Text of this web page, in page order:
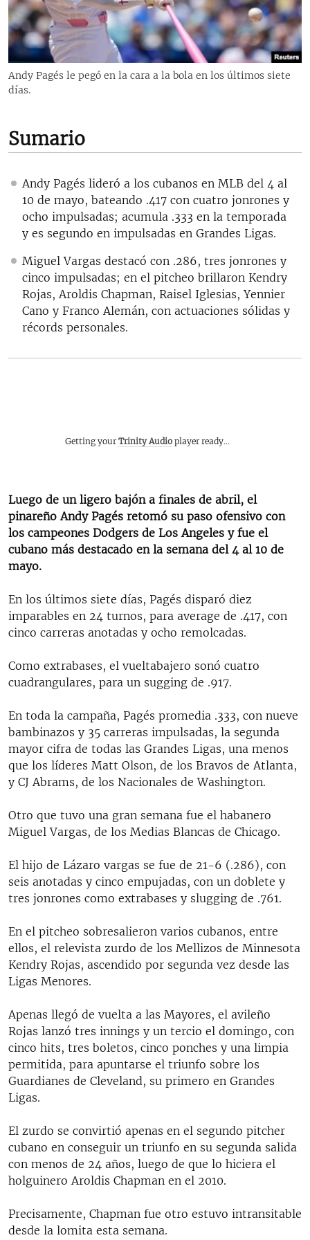
RADIO MARTÍ
ESPECIALES
ESPECIALES
LA REALIDAD DE LA VIVIENDA EN CUBA
KENTU-CUBANO
DESINFORMACIÓN RUSA EN AMÉRICA LATINA
LA INVASIÓN DE RUSIA A UCRANIA
MULTIMEDIA
EDITORIALES
Andy Pagés le pegó en la cara a la bola en los últimos siete
días.
Sumario
Andy Pagés lideró a los cubanos en MLB del 4 al
10 de mayo, bateando .417 con cuatro jonrones y
ocho impulsadas; acumula .333 en la temporada
y es segundo en impulsadas en Grandes Ligas.
Miguel Vargas destacó con .286, tres jonrones y
cinco impulsadas; en el pitcheo brillaron Kendry
Rojas, Aroldis Chapman, Raisel Iglesias, Yennier
Cano y Franco Alemán, con actuaciones sólidas y
récords personales.
Getting yourTrinity Audio player ready...
Luego de un ligero bajón a finales de abril, el
pinareño Andy Pagés retomó su paso ofensivo con
los campeones Dodgers de Los Angeles y fue el
cubano más destacado en la semana del 4 al 10 de
mayo.
En los últimos siete días, Pagés disparó diez
imparables en 24 turnos, para average de .417, con
cinco carreras anotadas y ocho remolcadas.
Como extrabases, el vueltabajero sonó cuatro
cuadrangulares, para un sugging de .917.
En toda la campaña, Pagés promedia .333, con nueve
bambinazos y 35 carreras impulsadas, la segunda
mayor cifra de todas las Grandes Ligas, una menos
que los líderes Matt Olson, de los Bravos de Atlanta,
y CJ Abrams, de los Nacionales de Washington.
Otro que tuvo una gran semana fue el habanero
Miguel Vargas, de los Medias Blancas de Chicago.
El hijo de Lázaro vargas se fue de 21-6 (.286), con
seis anotadas y cinco empujadas, con un doblete y
tres jonrones como extrabases y slugging de .761.
En el pitcheo sobresalieron varios cubanos, entre
ellos, el relevista zurdo de los Mellizos de Minnesota
Kendry Rojas, ascendido por segunda vez desde las
Ligas Menores.
Apenas llegó de vuelta a las Mayores, el avileño
Rojas lanzó tres innings y un tercio el domingo, con
cinco hits, tres boletos, cinco ponches y una limpia
permitida, para apuntarse el triunfo sobre los
Guardianes de Cleveland, su primero en Grandes
Ligas.
El zurdo se convirtió apenas en el segundo pitcher
cubano en conseguir un triunfo en su segunda salida
con menos de 24 años, luego de que lo hiciera el
holguinero Aroldis Chapman en el 2010.
Precisamente, Chapman fue otro estuvo intransitable
desde la lomita esta semana.